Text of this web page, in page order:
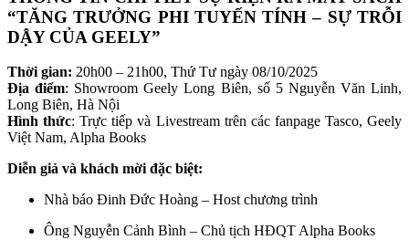
“TĂNG TRƯỞNG PHI TUYẾN TÍNH – SỰ TRỖI
DẬY CỦA GEELY”
Thời gian: 20h00 – 21h00, Thứ Tư ngày 08/10/2025
Địa điểm: Showroom Geely Long Biên, số 5 Nguyễn Văn Linh,
Long Biên, Hà Nội
Hình thức: Trực tiếp và Livestream trên các fanpage Tasco, Geely
Việt Nam, Alpha Books
Diễn giả và khách mời đặc biệt:
Nhà báo Đinh Đức Hoàng – Host chương trình
Ông Nguyễn Cảnh Bình – Chủ tịch HĐQT Alpha Books